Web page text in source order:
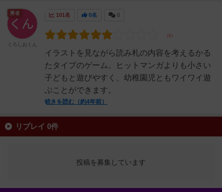
101名 0名 0
イラストを見ながら読み札の内容を考えるかる
たタイプのゲーム。ヒットマンガよりも小さい
子どもと遊びやすく、幼稚園児ともワイワイ遊
ぶことができます。
続きを読む（約4年前）
勇者
くろしおくん
リプレイ 0件
投稿を募集しています